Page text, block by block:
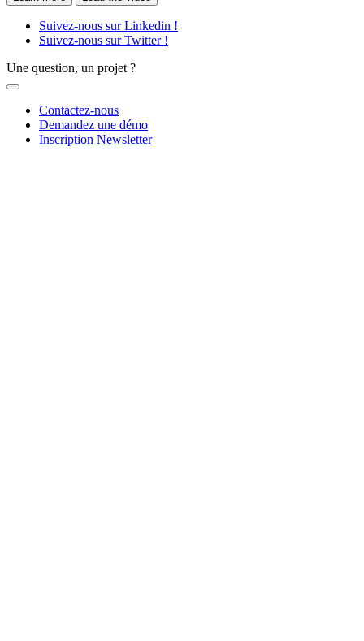
Suivez-nous sur Linkedin !
Suivez-nous sur Twitter !
Une question, un projet ?
Contactez-nous
Demandez une démo
Inscription Newsletter